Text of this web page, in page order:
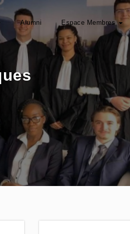
Alumni Espace Membres